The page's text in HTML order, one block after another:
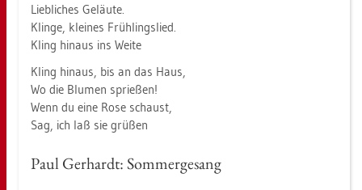
Lieb­li­ches Ge­läu­te.
Klin­ge, klei­nes Früh­lings­lied.
Kling hin­aus ins Weite
Kling hin­aus, bis an das Haus,
Wo die Blu­men sprie­ßen!
Wenn du eine Rose schaust,
Sag, ich laß sie grü­ßen
Paul Ger­hardt: Som­mer­ge­sang